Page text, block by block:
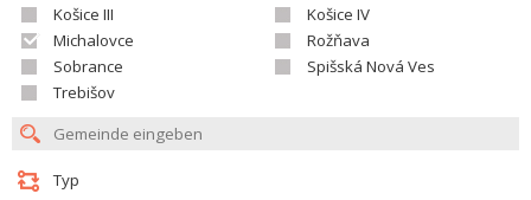
Košice III
Košice IV
Michalovce
Rožňava
Sobrance
Spišská Nová Ves
Trebišov
Typ